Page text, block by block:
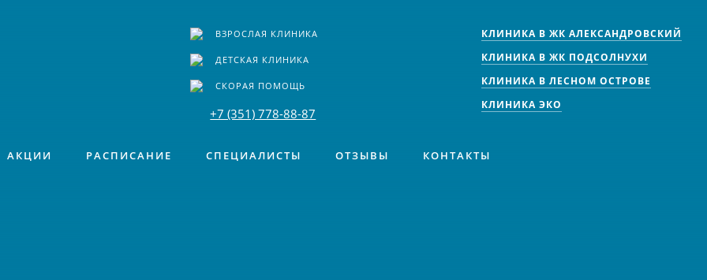
ВЗРОСЛАЯ КЛИНИКА
ДЕТСКАЯ КЛИНИКА
СКОРАЯ ПОМОЩЬ
+7 (351) 778-88-87
КЛИНИКА В ЖК АЛЕКСАНДРОВСКИЙ
КЛИНИКА В ЖК ПОДСОЛНУХИ
КЛИНИКА В ЛЕСНОМ ОСТРОВЕ
КЛИНИКА ЭКО
АКЦИИ РАСПИСАНИЕ СПЕЦИАЛИСТЫ ОТЗЫВЫ КОНТАКТЫ